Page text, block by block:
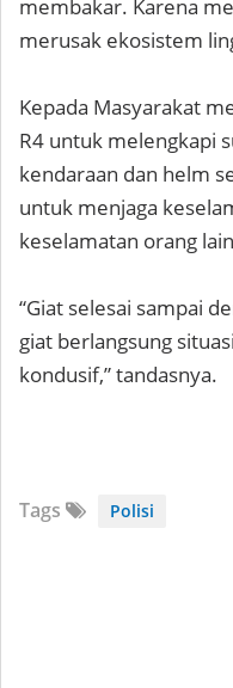
membakar. Karena
merusak ekosistem
Kepada Masyarakat
R4 untuk melengkapi
kendaraan dan helm
untuk menjaga
keselamatan orang
“Giat selesai sampai
giat berlangsung
kondusif,” tandasnya.
Tags Polisi